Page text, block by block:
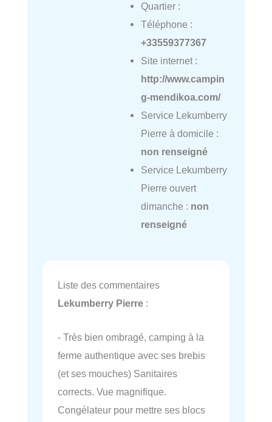
Quartier :
Téléphone :
+33559377367
Site internet :
http://www.campin
g-mendikoa.com/
Service Lekumberry
Pierre à domicile :
non renseigné
Service Lekumberry
Pierre ouvert
dimanche : non
renseigné
Liste des commentaires
Lekumberry Pierre :
- Très bien ombragé, camping à la
ferme authentique avec ses brebis
(et ses mouches) Sanitaires
corrects. Vue magnifique.
Congélateur pour mettre ses blocs